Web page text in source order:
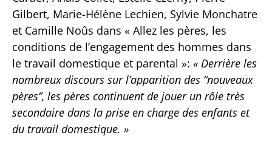
Gilbert, Marie-Hélène Lechien, Sylvie Monchatre
et Camille Noûs dans « Allez les pères, les
conditions de l’engagement des hommes dans
le travail domestique et parental »: « Derrière les
nombreux discours sur l’apparition des “nouveaux
pères”, les pères continuent de jouer un rôle très
secondaire dans la prise en charge des enfants et
du travail domestique. »